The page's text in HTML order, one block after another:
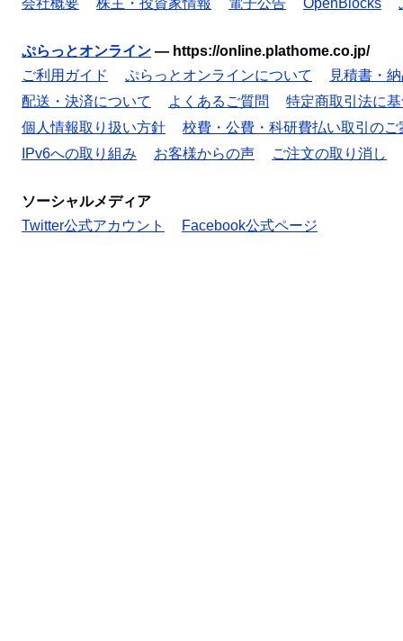
ぷらっとオンライン — https://online.plathome.co.jp/
ご利用ガイド
ぷらっとオンラインについて
見積書・
配送・決済について
よくあるご質問
特定商取引法に
個人情報取り扱い方針
校費・公費・科研費払い取引のご
IPv6への取り組み
お客様からの声 ご注文の取り消し
ソーシャルメディア
Twitter公式アカウント
Facebook公式ページ